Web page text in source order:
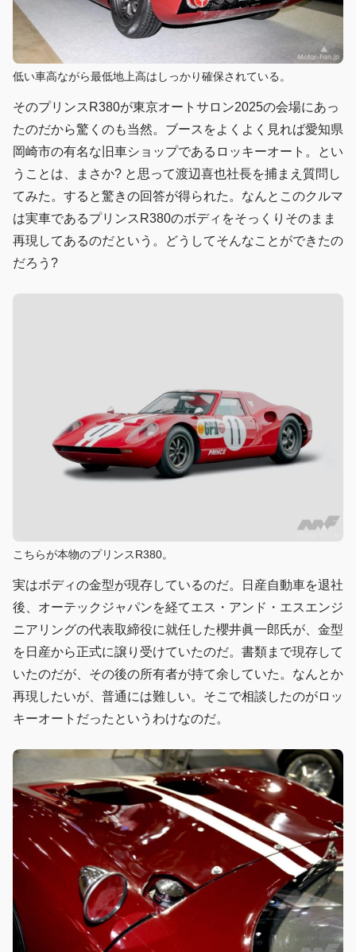
低い車高ながら最低地上高はしっかり確保されている。
そのプリンスR380が東京オートサロン2025の会場にあっ
たのだから驚くのも当然。ブースをよくよく見れば愛知県
岡崎市の有名な旧車ショップであるロッキーオート。とい
うことは、まさか? と思って渡辺喜也社長を捕まえ質問し
てみた。すると驚きの回答が得られた。なんとこのクルマ
は実車であるプリンスR380のボディをそっくりそのまま
再現してあるのだという。どうしてそんなことができたの
だろう?
こちらが本物のプリンスR380。
実はボディの金型が現存しているのだ。日産自動車を退社
後、オーテックジャパンを経てエス・アンド・エスエンジ
ニアリングの代表取締役に就任した櫻井眞一郎氏が、金型
を日産から正式に譲り受けていたのだ。書類まで現存して
いたのだが、その後の所有者が持て余していた。なんとか
再現したいが、普通には難しい。そこで相談したのがロッ
キーオートだったというわけなのだ。